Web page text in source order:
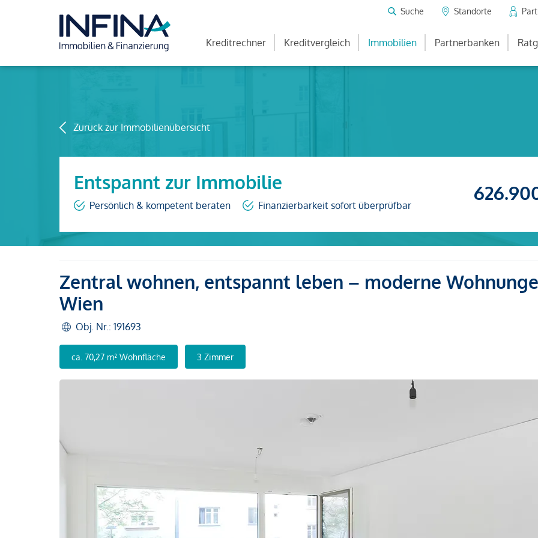
Suche Standorte
Kreditrechner Kreditvergleich Immobilien Partnerbanken
Zurück zur Immobilienübersicht
Entspannt zur Immobilie
Persönlich & kompetent beraten Finanzierbarkeit sofort überprüfbar
Zentral wohnen, entspannt leben – moderne
Wien
Obj. Nr.: 191693
ca. 70,27 m² Wohnfläche 3 Zimmer